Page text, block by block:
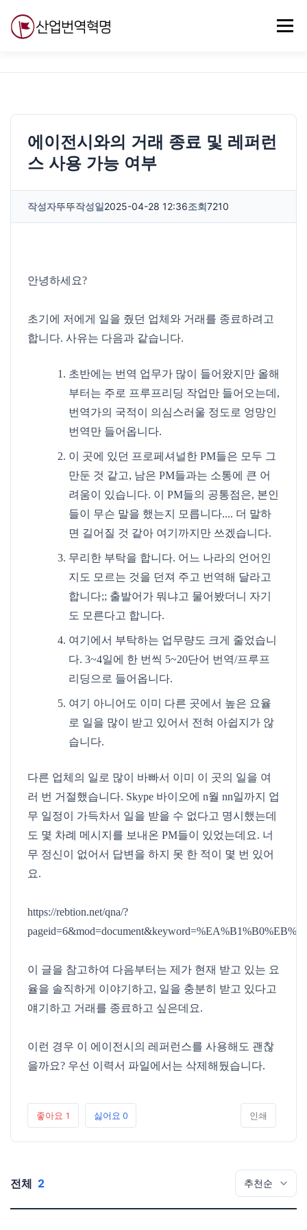
메뉴
에이전시와의 거래 종료 및 레퍼런
스 사용 가능 여부
작성자뚜뚜작성일2025-04-28 12:36조회7210
안녕하세요?
초기에 저에게 일을 줬던 업체와 거래를 종료하려고
합니다. 사유는 다음과 같습니다.
초반에는 번역 업무가 많이 들어왔지만 올해
부터는 주로 프루프리딩 작업만 들어오는데,
번역가의 국적이 의심스러울 정도로 엉망인
번역만 들어옵니다.
이 곳에 있던 프로페셔널한 PM들은 모두 그
만둔 것 같고, 남은 PM들과는 소통에 큰 어
려움이 있습니다. 이 PM들의 공통점은, 본인
들이 무슨 말을 했는지 모릅니다.... 더 말하
면 길어질 것 같아 여기까지만 쓰겠습니다.
무리한 부탁을 합니다. 어느 나라의 언어인
지도 모르는 것을 던져 주고 번역해 달라고
합니다;; 출발어가 뭐냐고 물어봤더니 자기
도 모른다고 합니다.
여기에서 부탁하는 업무량도 크게 줄었습니
다. 3~4일에 한 번씩 5~20단어 번역/프루프
리딩으로 들어옵니다.
여기 아니어도 이미 다른 곳에서 높은 요율
로 일을 많이 받고 있어서 전혀 아쉽지가 않
습니다.
다른 업체의 일로 많이 바빠서 이미 이 곳의 일을 여
러 번 거절했습니다. Skype 바이오에 n월 nn일까지 업
무 일정이 가득차서 일을 받을 수 없다고 명시했는데
도 몇 차례 메시지를 보내온 PM들이 있었는데요. 너
무 정신이 없어서 답변을 하지 못 한 적이 몇 번 있어
요.
https://rebtion.net/qna/?
이 글을 참고하여 다음부터는 제가 현재 받고 있는 요
율을 솔직하게 이야기하고, 일을 충분히 받고 있다고
얘기하고 거래를 종료하고 싶은데요.
이런 경우 이 에이전시의 레퍼런스를 사용해도 괜찮
을까요? 우선 이력서 파일에서는 삭제해뒀습니다.
좋아요 1 싫어요 0 인쇄
전체 2